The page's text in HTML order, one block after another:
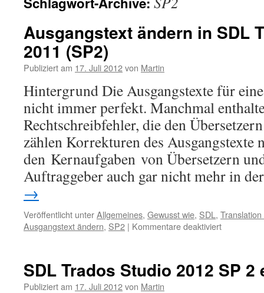
Ausgangstext ändern in SDL
2011 (SP2)
Publiziert am 17. Juli 2012von Martin
Hintergrund Die Ausgangstexte für
nicht immer perfekt. Manchmal
Rechtschreibfehler, die den
zählen Korrekturen des Ausgangstexte
den Kernaufgaben von Übersetzern
Auftraggeber auch gar nicht mehr in
→
Veröffentlicht unterAllgemeines, Gewusst wie, SDL ,
Ausgangstext ändern, SP2 | Kommentare deaktiviert
in
SDL
SDL Trados Studio 2012 SP
Publiziert am 17. Juli 2012von Martin